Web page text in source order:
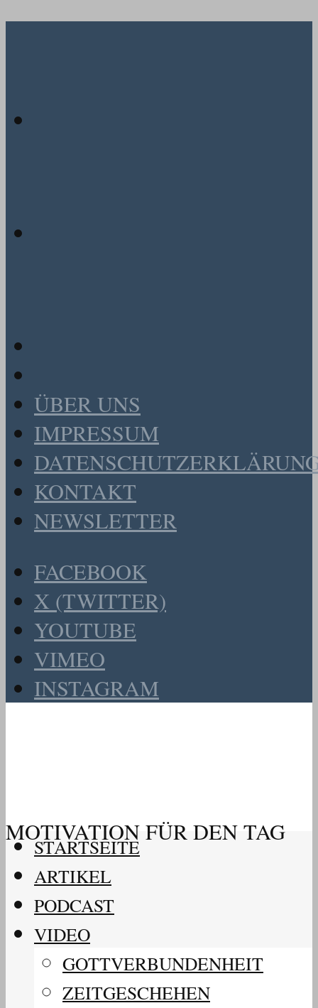
ÜBER UNS
IMPRESSUM
KONTAKT
NEWSLETTER
FACEBOOK
X (TWITTER)
YOUTUBE
VIMEO
INSTAGRAM
MOTIVATION FÜR DEN TAG
STARTSEITE
ARTIKEL
PODCAST
VIDEO
GOTTVERBUNDENHEIT
ZEITGESCHEHEN